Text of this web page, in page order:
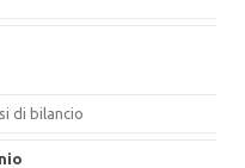
di bilancio